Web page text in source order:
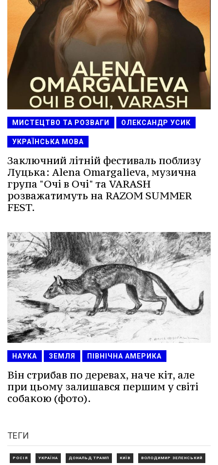
МИСТЕЦТВО ТА РОЗВАГИ ОЛЕКСАНДР УСИК
УКРАЇНСЬКА МОВА
Заключний літній фестиваль поблизу
Луцька: Alena Omargalieva, музична
група "Очі в Очі" та VARASH
розважатимуть на RAZOM SUMMER
FEST.
НАУКА ЗЕМЛЯ ПІВНІЧНА АМЕРИКА
Він стрибав по деревах, наче кіт, але
при цьому залишався першим у світі
собакою (фото).
ТЕГИ
РОСІЯ УКРАЇНА ДОНАЛЬД ТРАМП КИЇВ ВОЛОДИМИР ЗЕЛЕНСЬКИЙ